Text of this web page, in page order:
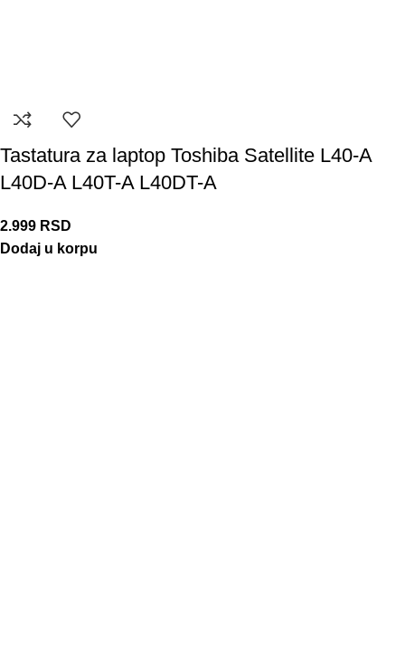
Tastatura za laptop Toshiba Satellite L40-A
L40D-A L40T-A L40DT-A
2.999 RSD
Dodaj u korpu